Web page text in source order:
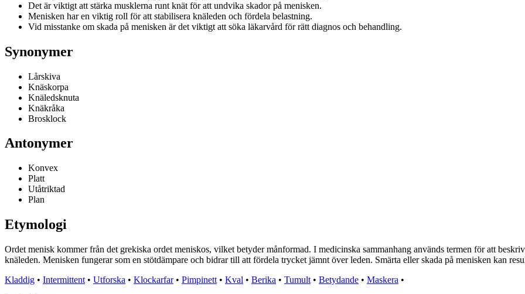
Det är viktigt att stärka musklerna runt knät för att undvika skador på menisken.
Menisken har en viktig roll för att stabilisera knäleden och fördela belastning.
Vid misstanke om skada på menisken är det viktigt att söka läkarvård för rätt diagnos och behandling.
Synonymer
Lårskiva
Knäskorpa
Knäledsknuta
Knäkråka
Brosklock
Antonymer
Konvex
Platt
Utåtriktad
Plan
Etymologi
Ordet menisk kommer från det grekiska ordet meniskos, vilket betyder månformad. I medicinska sammanhang används termen för att
knäleden. Menisken fungerar som en stötdämpare och bidrar till att fördela trycket jämnt över leden. Smärta eller skada på menisken kan
Kladdig • Intermittent • Utforska • Klockarfar• Pimpinett • Kval • Berika • Tumult • Betydande • Maskera •